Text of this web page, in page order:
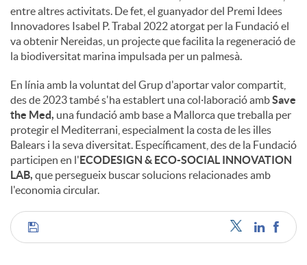
entre altres activitats. De fet, el guanyador del Premi Idees
Innovadores Isabel P. Trabal 2022 atorgat per la Fundació el
va obtenir Nereidas, un projecte que facilita la regeneració de
la biodiversitat marina impulsada per un palmesà.
En línia amb la voluntat del Grup d'aportar valor compartit,
des de 2023 també s'ha establert una col·laboració ambSave
the Med, una fundació amb base a Mallorca que treballa per
protegir el Mediterrani, especialment la costa de les illes
Balears i la seva diversitat. Específicament, des de la Fundació
participen en l' ECODESIGN & ECO-SOCIAL INNOVATION
LAB, que persegueix buscar solucions relacionades amb
l'economia circular.
C